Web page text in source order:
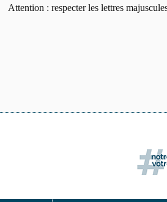
Attention : respecter les lettres